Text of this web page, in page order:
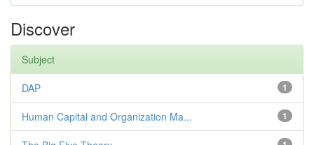
Discover
Subject
1
DAP
1
Human Capital and Organization Ma...